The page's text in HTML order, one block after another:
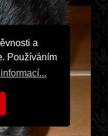
a
Používáním